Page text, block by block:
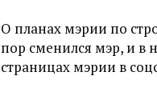
О планах мэрии по
пор сменился мэр, и в
страницах мэрии в